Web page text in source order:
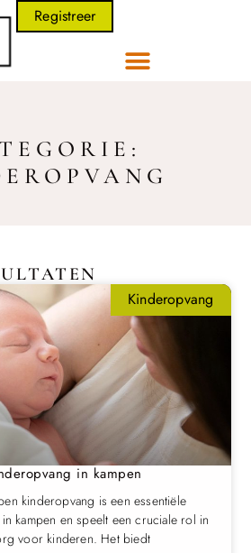
Registreer
Kinderopvang
in kampen
kinderopvang is een essentiële
kampen en speelt een cruciale rol in
voor kinderen. Het biedt